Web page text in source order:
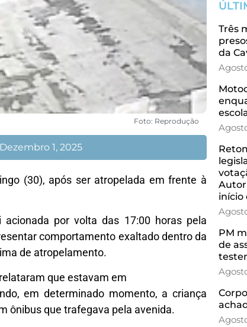
Foto: Reprodução
Dezembro 1, 2025
(30), após ser atropelada em frente à
por volta das 17:00 horas pela
comportamento exaltado dentro da
de atropelamento.
que estavam em
em determinado momento, a criança
ônibus que trafegava pela avenida.
Três
da
início
PM
de